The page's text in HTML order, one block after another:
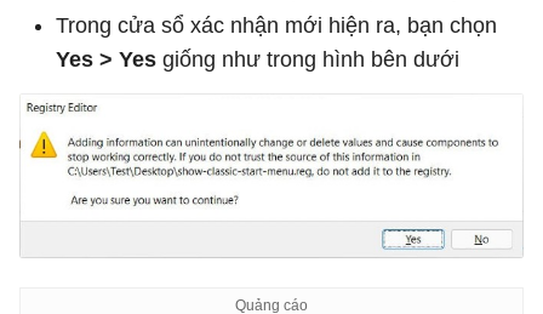
Trong cửa sổ xác nhận mới hiện ra, bạn chọn
Yes > Yes giống như trong hình bên dưới